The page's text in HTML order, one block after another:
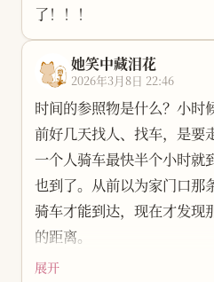
了！！！
她笑中藏泪花
2026年3月8日 22:46
时间的参照物是什么？小时
前好几天找人、找车，是要
一个人骑车最快半个小时就
也到了。从前以为家门口那
骑车才能到达，现在才发现
的距离。
记忆里，我是从十三岁开始
展开